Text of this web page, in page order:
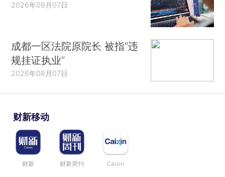
2026年08月07日
成都一区法院原院长 被指“违
规挂证执业”
2026年08月07日
财新移动
财新 财新周刊 Caixin